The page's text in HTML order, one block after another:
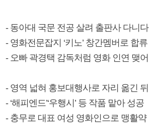
- 동아대 국문 전공 살려 출판사 다니다
- 영화전문잡지 ‘키노’ 창간멤버로 합류
- 오빠 곽경택 감독처럼 영화 인연 맺어
- 영역 넓혀 홍보대행사로 자리 옮긴 뒤
- ‘해피엔드’‘우행시’ 등 작품 맡아 성공
- 충무로 대표 여성 영화인으로 맹활약